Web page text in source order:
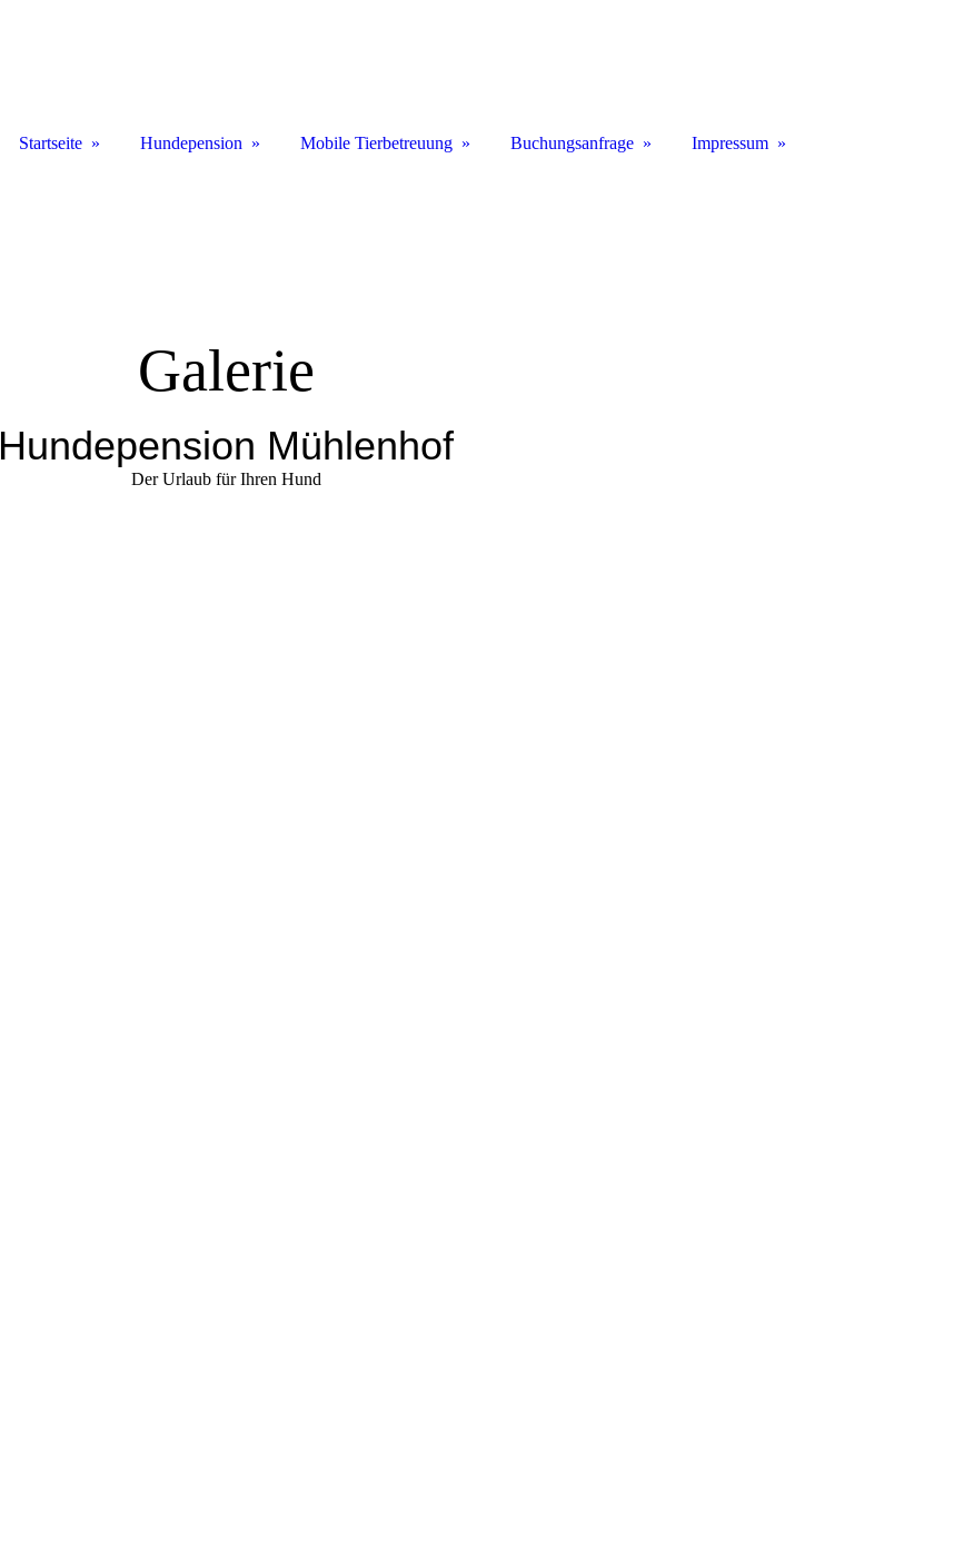
Galerie
Hundepension Mühlenhof
Der Urlaub für Ihren Hund
Startseite Hundepension Mobile Tierbetreuung Buchungsanfrage Impressum